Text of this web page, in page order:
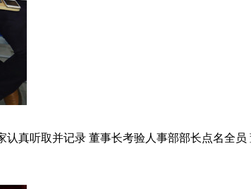
真听取并记录 董事长考验人事部部长点名全